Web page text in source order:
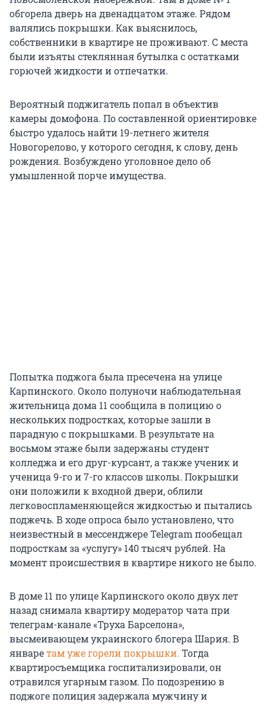
обгорела дверь на двенадцатом этаже. Рядом
валялись покрышки. Как выяснилось,
собственники в квартире не проживают. С места
были изъяты стеклянная бутылка с остатками
горючей жидкости и отпечатки.
Вероятный поджигатель попал в объектив
камеры домофона. По составленной ориентировке
быстро удалось найти 19-летнего жителя
Новогорелово, у которого сегодня, к слову, день
рождения. Возбуждено уголовное дело об
умышленной порче имущества.
Попытка поджога была пресечена на улице
Карпинского. Около полуночи наблюдательная
жительница дома 11 сообщила в полицию о
нескольких подростках, которые зашли в
парадную с покрышками. В результате на
восьмом этаже были задержаны студент
колледжа и его друг-курсант, а также ученик и
ученица 9-го и 7-го классов школы. Покрышки
они положили к входной двери, облили
легковоспламеняющейся жидкостью и пытались
поджечь. В ходе опроса было установлено, что
неизвестный в мессенджере Telegram пообещал
подросткам за «услугу» 140 тысяч рублей. На
момент происшествия в квартире никого не было.
В доме 11 по улице Карпинского около двух лет
назад снимала квартиру модератор чата при
телеграм-канале «Труха Барселона»,
высмеивающем украинского блогера Шария. В
январетам уже горели покрышки. Тогда
квартиросъемщика госпитализировали, он
отравился угарным газом. По подозрению в
поджоге полиция задержала мужчину и